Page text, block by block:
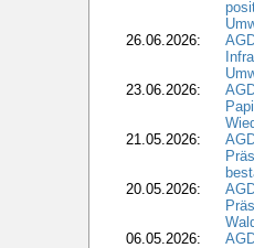
26.06.2026:
23.06.2026:
21.05.2026:
20.05.2026:
06.05.2026: